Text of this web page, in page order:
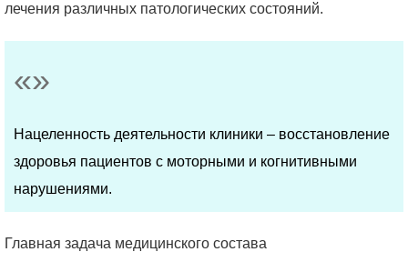
лечения различных патологических состояний.
Нацеленность деятельности клиники – восстановление
здоровья пациентов с моторными и когнитивными
нарушениями.
Главная задача медицинского состава